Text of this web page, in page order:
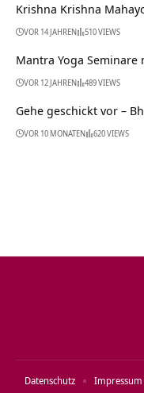
Krishna Krishna
VOR 14 JAHREN 510 VIEWS
Mantra Yoga Seminare
VOR 12 JAHREN 489 VIEWS
Gehe geschickt vor –
VOR 10 MONATEN 620 VIEWS
Datenschutz Impressum